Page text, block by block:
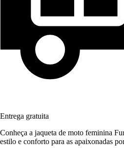
Entrega gratuita
Conheça a jaqueta de moto feminina
estilo e conforto para as apaixonadas